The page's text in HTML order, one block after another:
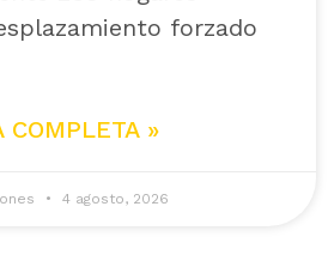
forzado
COMPLETA »
4 agosto, 2026